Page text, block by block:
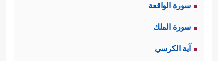
سورة الواقعة
سورة الملك
آية الكرسي